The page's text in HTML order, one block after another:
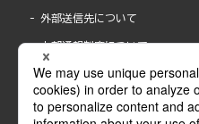
外部送信先について
内部通報制度について